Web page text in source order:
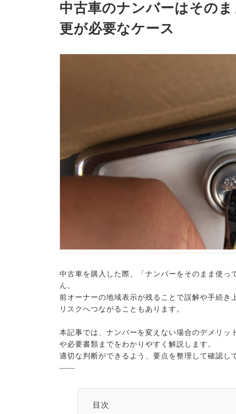
中古車のナンバーはその
更が必要なケース
中古車を購入した際、「ナンバーをそのまま使
ん。
前オーナーの地域表示が残ることで誤解や手続
リスクへつながることもあります。
本記事では、ナンバーを変えない場合のデメリ
や必要書類までをわかりやすく解説します。
適切な判断ができるよう、要点を整理して確認し
——
目次